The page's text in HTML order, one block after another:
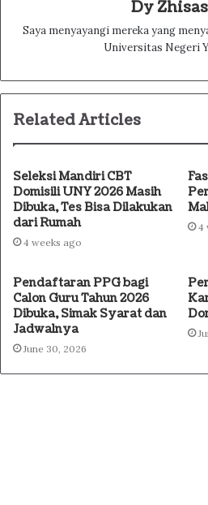
Dy
Saya menyayangi mereka yang
Universitas Negeri
Related Articles
Seleksi Mandiri CBT
Domisili UNY 2026 Masih
Dibuka, Tes Bisa Dilakukan
dari Rumah
4 weeks ago
4
Pendaftaran PPG bagi
Calon Guru Tahun 2026
Dibuka, Simak Syarat dan
Jadwalnya
June 30, 2026